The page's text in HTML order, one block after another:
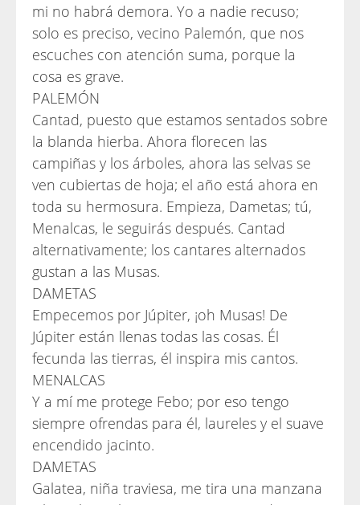
mi no habrá demora. Yo a nadie recuso;
solo es preciso, vecino Palemón, que nos
escuches con atención suma, porque la
cosa es grave.
PALEMÓN
Cantad, puesto que estamos sentados sobre
la blanda hierba. Ahora florecen las
campiñas y los árboles, ahora las selvas se
ven cubiertas de hoja; el año está ahora en
toda su hermosura. Empieza, Dametas; tú,
Menalcas, le seguirás después. Cantad
alternativamente; los cantares alternados
gustan a las Musas.
DAMETAS
Empecemos por Júpiter, ¡oh Musas! De
Júpiter están llenas todas las cosas. Él
fecunda las tierras, él inspira mis cantos.
MENALCAS
Y a mí me protege Febo; por eso tengo
siempre ofrendas para él, laureles y el suave
encendido jacinto.
DAMETAS
Galatea, niña traviesa, me tira una manzana